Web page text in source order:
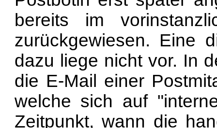
bereits im
zurückgewiesen. Eine
dazu liege nicht vor. In
die E-Mail einer
welche sich auf
Zeitpunkt, wann die